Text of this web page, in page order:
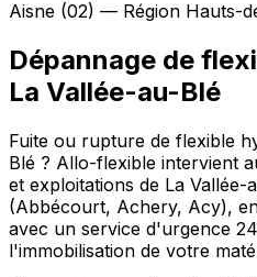
Aisne (02) — Région Hauts-
Dépannage de
La Vallée-au-Blé
Fuite ou rupture de flexible
Blé ? Allo-flexible intervient
et exploitations de La Vallée-
(Abbécourt, Achery, Acy),
avec un service d'urgence
l'immobilisation de votre